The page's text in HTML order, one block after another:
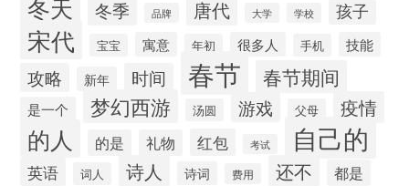
冬天 冬季 品牌 唐代 大学 学校 孩子
宋代 宝宝 寓意 年初 很多人 手机 技能
攻略 新年 时间 春节 春节期间
是一个 梦幻西游 汤圆 游戏 父母 疫情
的人 的是 礼物 红包 考试 自己的
英语 词人 诗人 诗词 费用 还不 都是